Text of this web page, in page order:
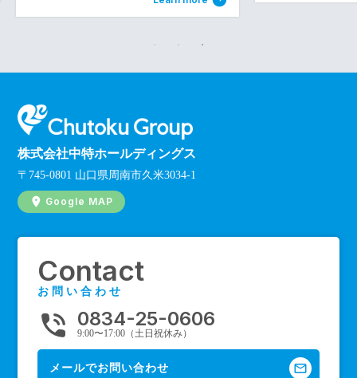
株式会社中特ホールディングス
〒745-0801 山口県周南市久米3034-1
Google MAP
Contact
お問い合わせ
phone_in_talk 0834-25-0606
9:00〜17:00（土日祝休み）
メールでお問い合わせ mail_outline